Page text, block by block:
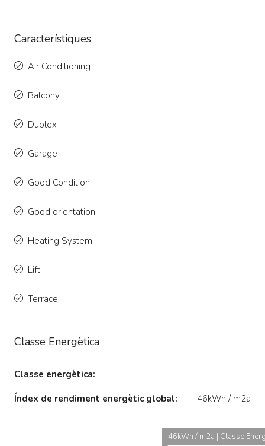
Característiques
Air Conditioning
Balcony
Duplex
Garage
Good Condition
Good orientation
Heating System
Lift
Terrace
Classe Energètica
Classe energètica: E
Índex de rendiment energètic global: 46kWh / m2a
46kWh / m2a | Classe